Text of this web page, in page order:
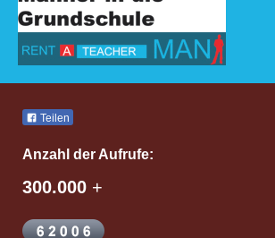
Teilen
Anzahl der Aufrufe:
300.000 +